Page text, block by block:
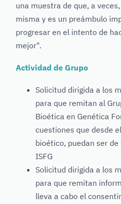
una muestra de que, a
misma y es un preámbulo
progresar en el intento de
mejor".
Actividad de Grupo
Solicitud dirigida a los
para que remitan al
Bioética en Genética
cuestiones que desde
bioético, puedan ser
ISFG
Solicitud dirigida a los
para que remitan
lleva a cabo el